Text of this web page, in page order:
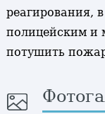
реагирования,
полицейским и
потушить